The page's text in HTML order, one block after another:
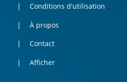
Conditions d'utilisation
À propos
Contact
Afficher